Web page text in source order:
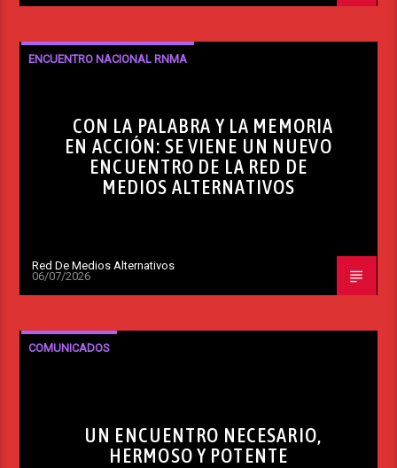
ENCUENTRO NACIONAL RNMA
CON LA PALABRA Y LA MEMORIA
EN ACCIÓN: SE VIENE UN NUEVO
ENCUENTRO DE LA RED DE
MEDIOS ALTERNATIVOS
Red De Medios Alternativos
06/07/2026
COMUNICADOS
UN ENCUENTRO NECESARIO,
HERMOSO Y POTENTE